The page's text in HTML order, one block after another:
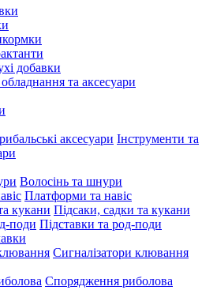
добавки
обладнання та аксесуари
Інструменти та
Волосінь та шнури
Платформи та навіс
Підсаки, садки та кукани
Підставки та род-поди
Сигналізатори клювання
Спорядження риболова